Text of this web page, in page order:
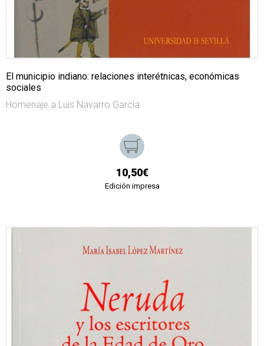
El municipio indiano: relaciones interétnicas, económicas
sociales
Homenaje a Luis Navarro García
10,50€
Edición impresa